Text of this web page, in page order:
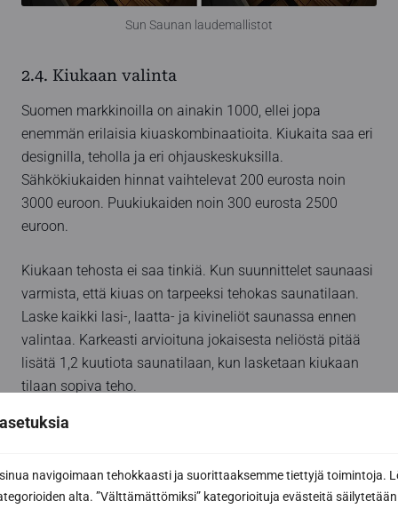
navigoimaan tehokkaasti ja suorittaaksemme tiettyjä toimintoja.
alta. ”Välttämättömiksi” kategorioituja evästeitä säilytetään
Sun Saunan laudemallistot
2.4. Kiukaan valinta
Suomen markkinoilla on ainakin 1000, ellei jopa
enemmän erilaisia kiuaskombinaatioita. Kiukaita saa eri
designilla, teholla ja eri ohjauskeskuksilla.
Sähkökiukaiden hinnat vaihtelevat 200 eurosta noin
3000 euroon. Puukiukaiden noin 300 eurosta 2500
euroon.
Kiukaan tehosta ei saa tinkiä. Kun suunnittelet saunaasi
varmista, että kiuas on tarpeeksi tehokas saunatilaan.
Laske kaikki lasi-, laatta- ja kivineliöt saunassa ennen
valintaa. Karkeasti arvioituna jokaisesta neliöstä pitää
lisätä 1,2 kuutiota saunatilaan, kun lasketaan kiukaan
tilaan sopiva teho.
Kiukaan design kannattaa miettiä lauteeseen sopivaksi.
tyyliltään moderneja. Näihin mallistoihin sopivat kiukaat
ovat esim. Monolith, Tulikiven kiukaat ja Magnumin